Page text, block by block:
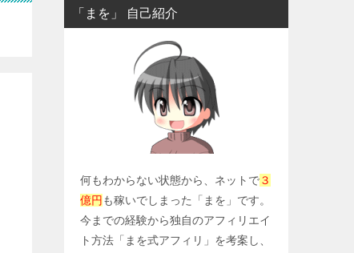
「まを」 自己紹介
何もわからない状態から、ネットで３
億円 も稼いでしまった「まを」です。
今までの経験から独自のアフィリエイ
ト方法「まを式アフィリ」を考案し、